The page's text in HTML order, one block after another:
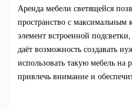
Аренда мебели светящейся
пространство с
элемент встроенной
даёт возможность создавать
использовать такую мебель
привлечь внимание и